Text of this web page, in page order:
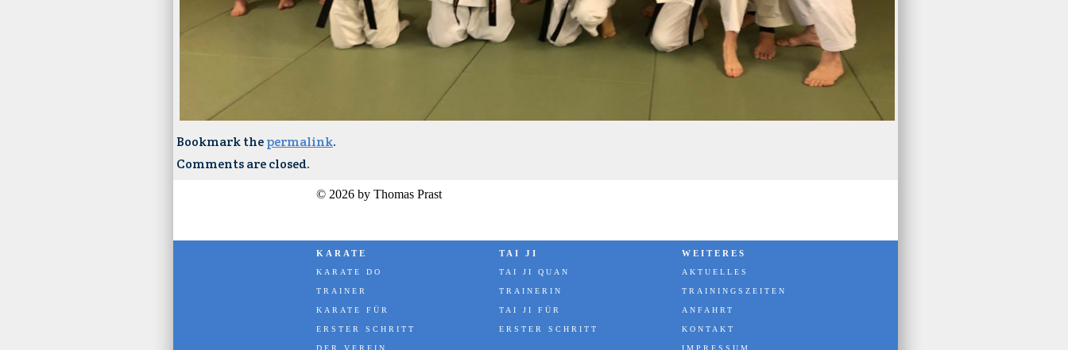
Bookmark thepermalink.
Comments are closed.
© 2026 by Thomas Prast
KARATE
KARATE DO
TRAINER
KARATE FÜR
ERSTER SCHRITT
DER VEREIN
TAI JI
TAI JI QUAN
TRAINERIN
TAI JI FÜR
ERSTER SCHRITT
WEITERES
AKTUELLES
TRAININGSZEITEN
ANFAHRT
KONTAKT
IMPRESSUM